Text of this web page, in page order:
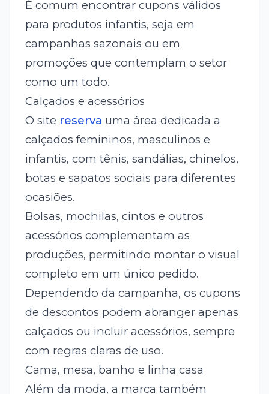
É comum encontrar cupons válidos
para produtos infantis, seja em
campanhas sazonais ou em
promoções que contemplam o setor
como um todo.
Calçados e acessórios
O site reserva uma área dedicada a
calçados femininos, masculinos e
infantis, com tênis, sandálias, chinelos,
botas e sapatos sociais para diferentes
ocasiões.
Bolsas, mochilas, cintos e outros
acessórios complementam as
produções, permitindo montar o visual
completo em um único pedido.
Dependendo da campanha, os cupons
de descontos podem abranger apenas
calçados ou incluir acessórios, sempre
com regras claras de uso.
Cama, mesa, banho e linha casa
Além da moda, a marca também